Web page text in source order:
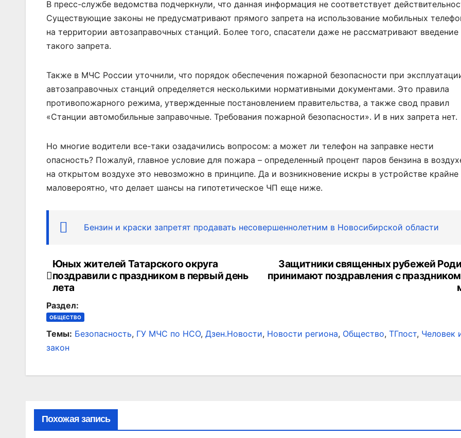
В пресс-службе ведомства подчеркнули, что данная информация не соответствует
Существующие законы не предусматривают прямого запрета на использование мобильных
на территории автозаправочных станций. Более того, спасатели даже не рассматривают введение
такого запрета.
Также в МЧС России уточнили, что порядок обеспечения пожарной безопасности при
автозаправочных станций определяется несколькими нормативными документами. Это правила
противопожарного режима, утвержденные постановлением правительства, а также свод правил
«Станции автомобильные заправочные. Требования пожарной безопасности». И в них запрета нет.
Но многие водители все-таки озадачились вопросом: а может ли телефон на заправке нести
опасность? Пожалуй, главное условие для пожара – определенный процент паров бензина в
на открытом воздухе это невозможно в принципе. Да и возникновение искры в устройстве крайне
маловероятно, что делает шансы на гипотетическое ЧП еще ниже.
Бензин и краски запретят продавать несовершеннолетним в Новосибирской области
Навигация
по
записям
Защитники священных рубежей
принимают поздравления с
Юных жителей Татарского округа
поздравили с праздником в первый день
лета
Раздел:
ОБЩЕСТВО
Темы: Безопасность, ГУ МЧС по НСО, Дзен.Новости, Новости региона, Общество, ТГпост, Человек
закон
Похожая запись